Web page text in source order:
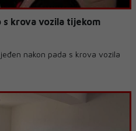
s krova vozila tijekom
nakon pada s krova vozila